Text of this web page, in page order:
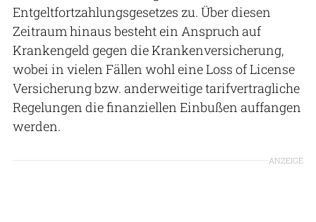
Entgeltfortzahlungsgesetzes zu. Über diesen
Zeitraum hinaus besteht ein Anspruch auf
Krankengeld gegen die Krankenversicherung,
wobei in vielen Fällen wohl eine Loss of License
Versicherung bzw. anderweitige tarifvertragliche
Regelungen die finanziellen Einbußen auffangen
werden.
ANZEIGE